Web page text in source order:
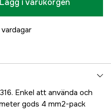
Lägg i varukorgen
Enkel att använda och
gods 4 mm2-pack